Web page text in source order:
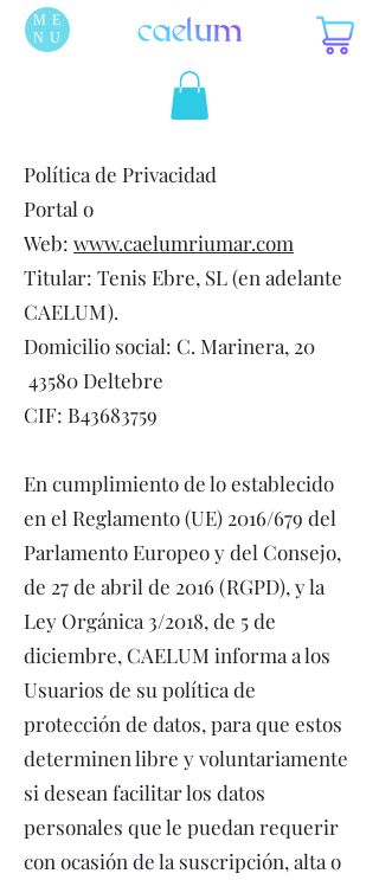
ME
NU
Política de Privacidad
Portal o
Web: www.caelumriumar.com
Titular: Tenis Ebre, SL (en adelante
CAELUM).
Domicilio social: C. Marinera, 20
43580 Deltebre
CIF: B43683759
En cumplimiento de lo establecido
en el Reglamento (UE) 2016/679 del
Parlamento Europeo y del Consejo,
de 27 de abril de 2016 (RGPD), y la
Ley Orgánica 3/2018, de 5 de
diciembre, CAELUM informa a los
Usuarios de su política de
protección de datos, para que estos
determinen libre y voluntariamente
si desean facilitar los datos
personales que le puedan requerir
con ocasión de la suscripción, alta o